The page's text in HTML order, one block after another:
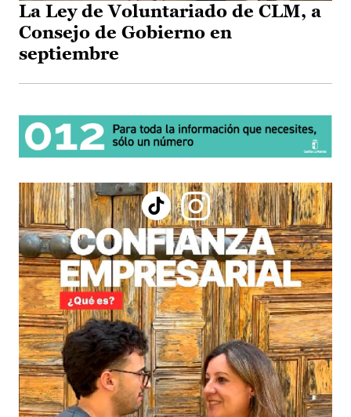
La Ley de Voluntariado de CLM, a
Consejo de Gobierno en
septiembre